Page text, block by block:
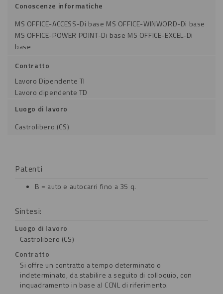
Conoscenze informatiche
MS OFFICE-ACCESS-Di base MS OFFICE-WINWORD-Di base
MS OFFICE-POWER POINT-Di base MS OFFICE-EXCEL-Di
base
Contratto
Lavoro Dipendente TI
Lavoro dipendente TD
Luogo di lavoro
Castrolibero (CS)
Patenti
B = auto e autocarri fino a 35 q.
Sintesi:
Luogo di lavoro
Castrolibero (CS)
Contratto
Si offre un contratto a tempo determinato o
indeterminato, da stabilire a seguito di colloquio, con
inquadramento in base al CCNL di riferimento.